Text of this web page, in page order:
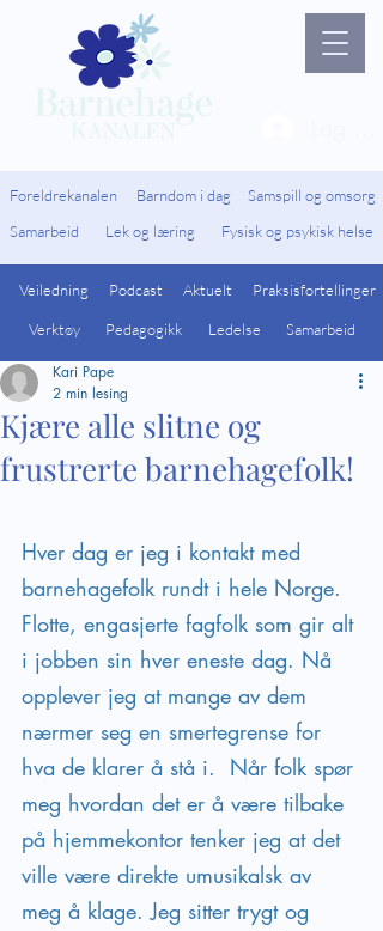
Foreldrekanalen Barndom i dag
Samspill og omsorg
Samarbeid
Lek og læring Fysisk og psykisk helse
Veiledning
Verktøy
Podcast
Pedagogikk
Aktuelt Praksisfortellinger
Ledelse Samarbeid
Kjære alle slitne og
frustrerte barnehagefolk!
Kari Pape
2 min lesing
Hver dag er jeg i kontakt med
barnehagefolk rundt i hele Norge.
Flotte, engasjerte fagfolk som gir alt
i jobben sin hver eneste dag. Nå
opplever jeg at mange av dem
nærmer seg en smertegrense for
hva de klarer å stå i.  Når folk spør
meg hvordan det er å være tilbake
på hjemmekontor tenker jeg at det
ville være direkte umusikalsk av
meg å klage. Jeg sitter trygt og